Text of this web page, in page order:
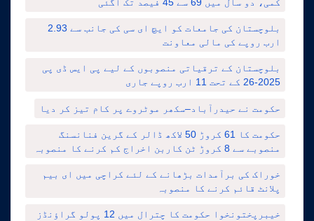
بلوچستان کی جامعات کو ایچ ای سی کی جانب سے 2.93
ارب روپے کی مالی معاونت
بلوچستان کے ترقیاتی منصوبوں کے لیے پی ایس ڈی پی
2025-26 کے تحت 11 ارب روپے جاری
حکومت نے حیدرآباد–سکھر موٹروے پر کام تیز کر دیا
حکومت کا 61 کروڑ 50 لاکھ ڈالر کے گرین فنانسنگ
منصوبے سے 8 کروڑ ٹن کاربن اخراج کم کرنے کا منصوبہ
خوراک کی برآمدات بڑھانے کے لئے کراچی میں ای بیم
پلانٹ قائم کرنے کا منصوبہ
خیبرپختونخوا حکومت کا چترال میں 12 پولو گراؤنڈز